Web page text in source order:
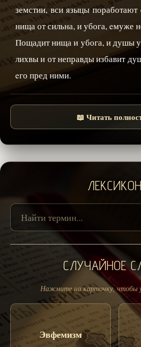
земстии, вси языцы поработают
нища от сильна, и убога, eмуже
Пощадит нища и убога, и душы
лихвы и от неправды избавит
eго пред ними.
📖 Читать
ЛЕКСИКОН
СЛУЧАЙНОЕ
Нажмите на карточку, чтобы
Эвфемизм